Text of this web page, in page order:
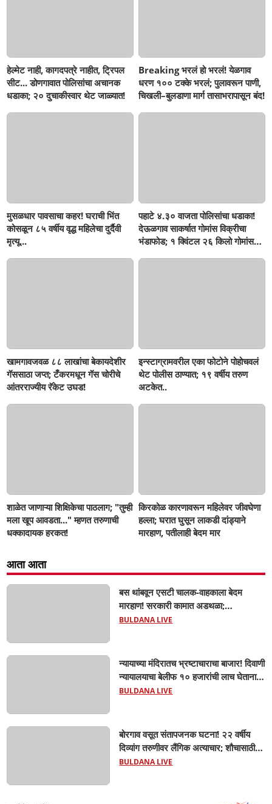
हेल्मेट नाही, कागदपत्रे नाहीत, ट्रिपल
सीट... डोणगावात पोलिसांचा अचानक
धडाका; २० दुचाकीस्वार थेट जाळ्यात!
Breaking भरलं हो भरलं! येळगाव
धरण १०० टक्के भरलं; पुलावरून पाणी,
चिखली–बुलडाणा मार्ग तासाभरापासून बंद!
मुसळधार पावसाचा कहर! घराची भिंत
कोसळून ८५ वर्षीय वृद्ध महिलेचा दुर्दैवी
मृत्यू...
पहाटे ४.३० वाजता पोलिसांचा धडाका!
देऊळगाव साकर्षात गोमांस विक्रीचा
भंडाफोड; १ क्विंटल २६ किलो गोमांस
खामगावजवळ ८८ लाखांचा बेकायदेशीर
गॅससाठा जप्त; टँकरमधून गॅस चोरीचे
आंतरराज्यीय रॅकेट उघड!
इन्स्टाग्रामवरील एका फोटोने पोहोचवलं
थेट पोलीस ठाण्यात; १९ वर्षीय तरुण
अटकेत..
शाळेत जाणाऱ्या शिक्षिकेचा पाठलाग; "तुम्ही
मला खूप आवडता..." म्हणत तरुणाची
धक्कादायक हरकत!
किरकोळ कारणावरून महिलेवर जीवघेणा
हल्ला; घरात घुसून लाकडी दांड्याने
मारहाण, पतीलाही बेदम मार
आता आता
बस थांबवून एसटी चालक-वाहकाला बेदम
मारहाण! सरकारी कामात अडथळा;
प्रवाशांसमोर धिंगाणा घालणाऱ्या तिघांविरुद्ध
BULDANA LIVE
न्यायाच्या मंदिरातच भ्रष्टाचाराचा बाजार! दिवाणी
न्यायालयाचा बेलीफ १० हजारांची लाच घेताना
एसीबीच्या जाळ्यात; मेहकरात खळबळ!
BULDANA LIVE
बोरगाव वसूत संतापजनक घटना! २२ वर्षीय
दिव्यांग तरुणीवर लैंगिक अत्याचार; शौचासाठी
गेलेल्या तरुणीचा पाठलाग करून अत्याचाराचा
BULDANA LIVE